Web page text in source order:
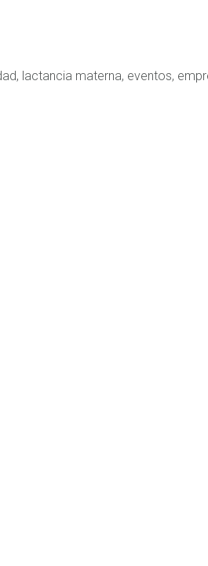
lactancia materna, eventos,